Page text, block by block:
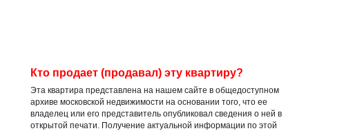
Кто продает (продавал) эту квартиру?
Эта квартира представлена на нашем сайте в общедоступном
архиве московской недвижимости на основании того, что ее
владелец или его представитель опубликовал сведения о ней в
открытой печати. Получение актуальной информации по этой